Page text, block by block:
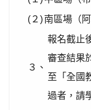
(２)南區場（
３、
報名截止
審查結果
至「全國
過者，請